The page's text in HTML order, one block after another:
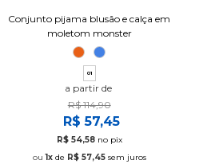
Conjunto pijama blusão e calça em
moletom monster
01
a partir de
R$ 114,90
R$ 57,45
R$ 54,58 no pix
1xde R$ 57,45sem juros